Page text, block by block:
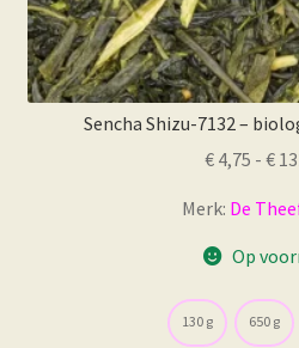
Sencha Shizu-7132 –
€ 4,75 - €
Merk: De
Op
130 g 650 g